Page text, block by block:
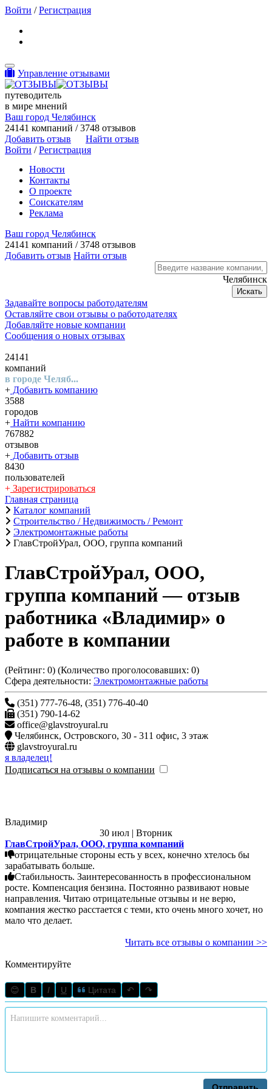
Войти /Регистрация
Toggle navigation
Управление отзывами
путеводитель
в мире мнений
Ваш город Челябинск
24141 компаний / 3748 отзывов
Добавить отзыв
Найти отзыв
Войти /Регистрация
Новости
Контакты
О проекте
Соискателям
Реклама
Ваш город Челябинск
24141 компаний / 3748 отзывов
Добавить отзыв Найти отзыв
Челябинск
Искать
Задавайте вопросы работодателям
Оставляйте свои отзывы о работодателях
Добавляйте новые компании
Сообщения о новых отзывах
24141
компаний
в городе Челяб...
+ Добавить компанию
3588
городов
+ Найти компанию
767882
отзывов
+ Добавить отзыв
8430
пользователей
+ Зарегистрироваться
Главная страница
Каталог компаний
Строительство / Недвижимость / Ремонт
Электромонтажные работы
ГлавСтройУрал, ООО, группа компаний
ГлавСтройУрал, ООО,
группа компаний— отзыв
работника «Владимир» о
работе в компании
(Рейтинг: 0) (Количество проголосовавших: 0)
Сфера деятельности: Электромонтажные работы
(351) 777-76-48, (351) 776-40-40
(351) 790-14-62
office@glavstroyural.ru
Челябинск,
Островского, 30 - 311 офис, 3 этаж
glavstroyural.ru
я владелец!
Подписаться на отзывы о компании
Владимир
30 июл | Вторник
ГлавСтройУрал, ООО, группа компаний
отрицательные стороны есть у всех, конечно хтелось бы
зарабатывать больше.
Стабильность. Заинтересованность в профессиональном
росте. Компенсация бензина. Постоянно развивают новые
направления. Читаю отрицательные отзывы и не верю,
компания жестко расстается с теми, кто очень много хочет, но
мало что делает.
Читать все отзывы о компании >>
Комментируйте
😊 B I U Цитата ↶ ↷